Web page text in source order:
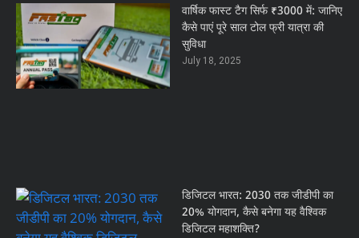
वार्षिक फास्ट टैग सिर्फ ₹3000 में: जानिए
कैसे पाएं पूरे साल टोल फ्री यात्रा की
सुविधा
July 18, 2025
डिजिटल भारत: 2030 तक जीडीपी का
20% योगदान, कैसे बनेगा यह वैश्विक
डिजिटल महाशक्ति?